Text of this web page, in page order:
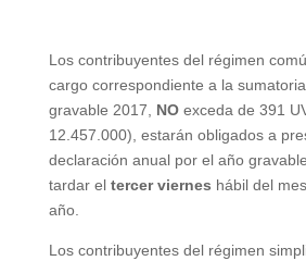
Los contribuyentes del régimen
cargo correspondiente a la
gravable 2017, NOexceda de 391
12.457.000), estarán obligados a
declaración anual por el año
tardar el tercer viernes hábil del
año.
Los contribuyentes del régimen